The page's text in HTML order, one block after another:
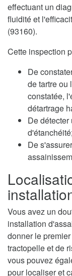
effectuant un
fluidité et
(93160).
Cette inspection
De
de tartre ou
constatée,
détartrage
De
d'étanchéité;
De
Vous avez un
installation
donner le
tractopelle et de
vous pouvez
pour localiser et